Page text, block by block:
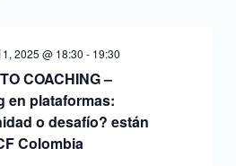
2025 @ 18:30 - 19:30
COACHING –
en plataformas:
o desafío? están
Colombia